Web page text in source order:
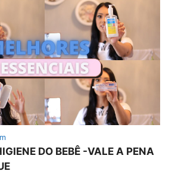
DO BEBÊ -VALE A PENA